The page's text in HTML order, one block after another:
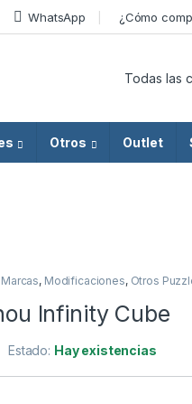
WhatsApp ¿Cómo
Otros Outlet
Marcas, Modificaciones, Otros
Infinity Cube
Estado: Hay existencias